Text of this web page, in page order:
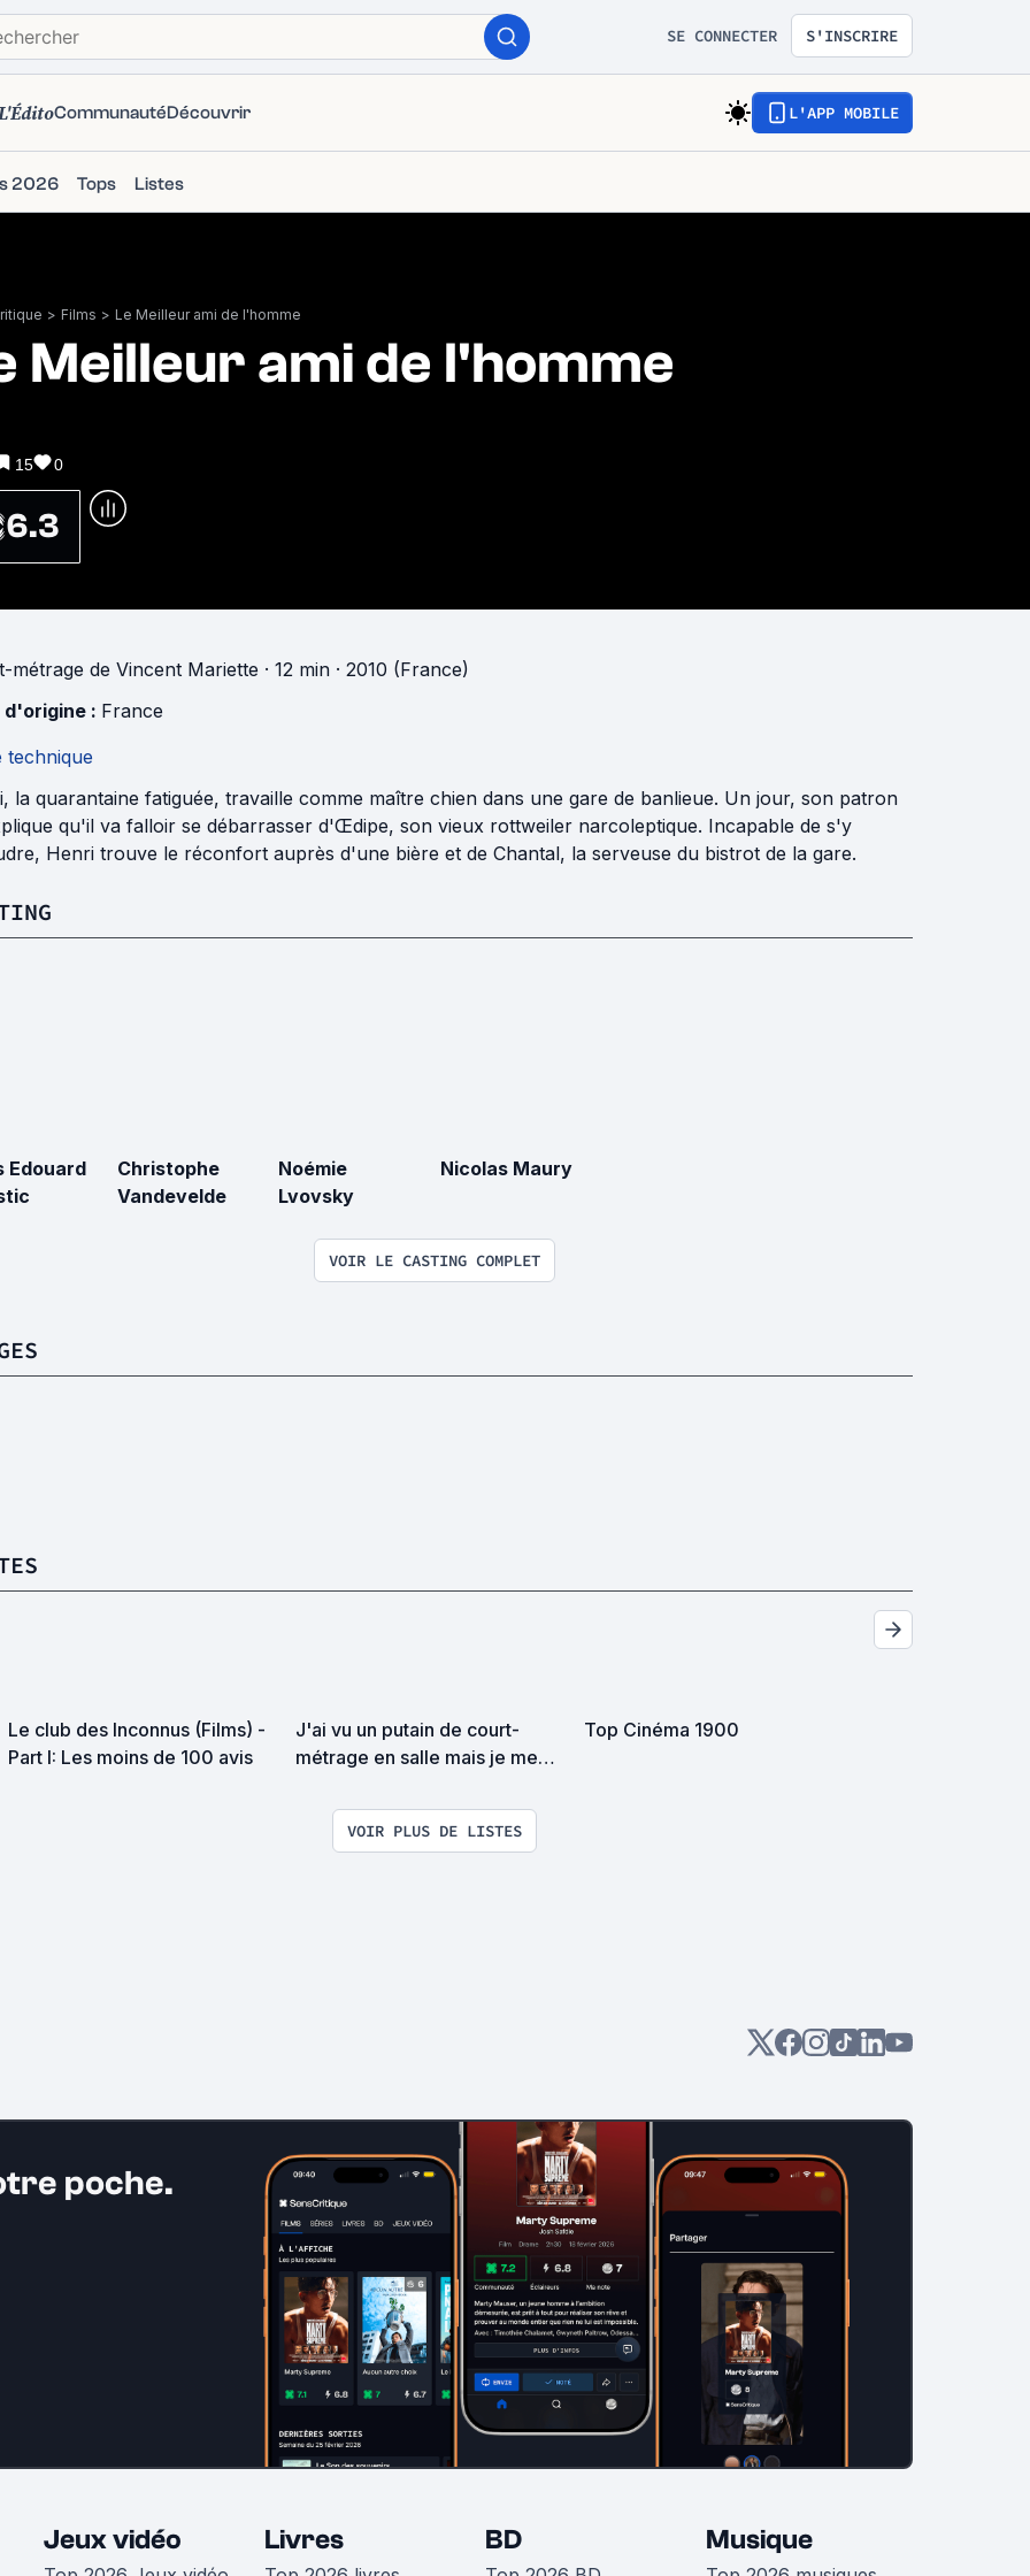
SE CONNECTER S'INSCRIRE
CommunautéDécouvrir L'APP MOBILE
2026 Tops Listes
> Films > Le Meilleur ami de l'homme
Meilleur ami de l'homme
15 0
6.3
métrage de Vincent Mariette · 12 min · 2010 (France)
d'origine : France
technique
la quarantaine fatiguée, travaille comme maître chien dans une gare de banlieue. Un jour, son patron
qu'il va falloir se débarrasser d'Œdipe, son vieux rottweiler narcoleptique. Incapable de s'y
Henri trouve le réconfort auprès d'une bière et de Chantal, la serveuse du bistrot de la gare.
Edouard
Christophe
Vandevelde
Noémie
Lvovsky
Nicolas Maury
VOIR LE CASTING COMPLET
Le club des Inconnus (Films) -
Part I: Les moins de 100 avis
J'ai vu un putain de court-
métrage en salle mais je me
pas un film du RADi ?
Top Cinéma 1900
VOIR PLUS DE LISTES
poche.
Jeux vidéo Livres BD Musique